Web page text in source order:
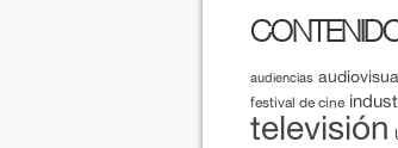
audiencias
festival de cine
televisión